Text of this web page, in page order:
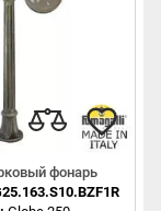
фонарь